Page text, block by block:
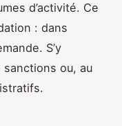
d’activité. Ce
: dans
S’y
sanctions ou, au